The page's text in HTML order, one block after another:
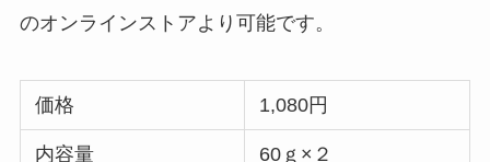
のオンラインストアより可能です。
価格 1,080円
内容量 60ｇ×２